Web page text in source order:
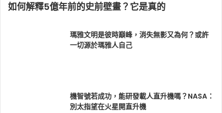
如何解釋5億年前的史前壁畫？它是真的
瑪雅文明是彼時巔峰，消失無影又為何？或許
一切源於瑪雅人自己
機智號若成功，能研發載人直升機嗎？NASA：
別太指望在火星開直升機